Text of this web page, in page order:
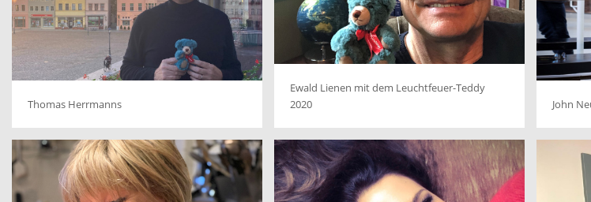
Thomas Herrmanns
Ewald Lienen mit dem Leuchtfeuer-Teddy
2020
John